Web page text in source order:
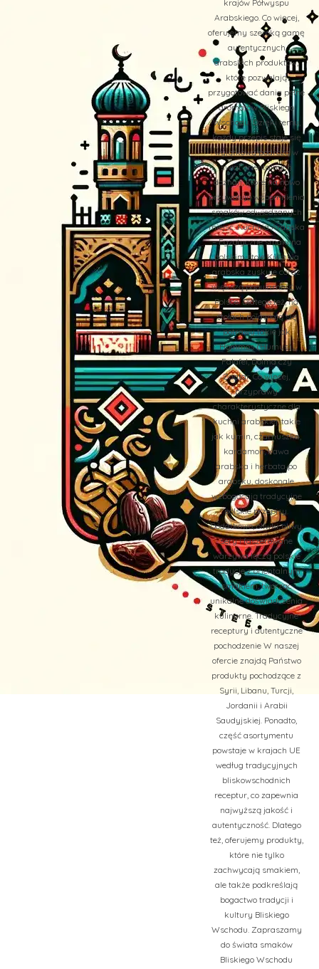
krajów Półwyspu
Arabskiego. Co więcej,
oferujemy szeroką gamę
autentycznych
arabskich produktów,
które pozwalają
przygotować dania pełne
aromatów Bliskiego
Wschodu. Dzięki temu,
każdy przepis staje się
wyjątkową podróżą w
świat orientalnych
doznań, które na nowo
przywołują wspomnienia
smaków odwiedzanych
miejsc. Kuchnia Arabska
– Egzotyczne smaki na
polskim stole Kuchnia
arabska zyskuje coraz
większą popularność w
Polsce. Dlatego też, na
stołach pojawiają się
potrawy takie jak
Hommos (Humus),
Falafel, Dolma czy
Zaatar. Co więcej,
przyprawy
charakterystyczne dla
kuchni arabskiej, takie
jak kumin, czarnuszka,
kardamon, kawa
arabska i herbata po
arabsku, doskonale
wzbogacają tradycyjne
polskie przepisy.
Dodatkowo, oliwki, oliwy,
sery i faszerowane
warzywa łączą polskie
tradycje z orientalnym
smakiem, tworząc
unikalne doświadczenia
kulinarne. Tradycyjne
receptury i autentyczne
pochodzenie W naszej
ofercie znajdą Państwo
produkty pochodzące z
Syrii, Libanu, Turcji,
Jordanii i Arabii
Saudyjskiej. Ponadto,
część asortymentu
powstaje w krajach UE
według tradycyjnych
bliskowschodnich
receptur, co zapewnia
najwyższą jakość i
autentyczność. Dlatego
też, oferujemy produkty,
które nie tylko
zachwycają smakiem,
ale także podkreślają
bogactwo tradycji i
kultury Bliskiego
Wschodu. Zapraszamy
do świata smaków
Bliskiego Wschodu